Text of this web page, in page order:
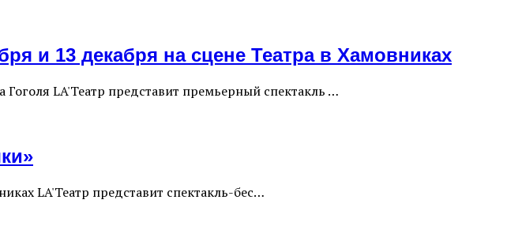
и 13 декабря на сцене Театра в Хамовниках
Гоголя LA'Театр представит премьерный спектакль …
LA'Театр представит спектакль-бес…